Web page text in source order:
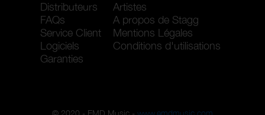
Distributeurs
FAQs
Service Client
Logiciels
Garanties
Artistes
A propos de Stagg
Mentions Légales
Conditions d'utilisations
© 2020 - EMD Music - www.emdmusic.com